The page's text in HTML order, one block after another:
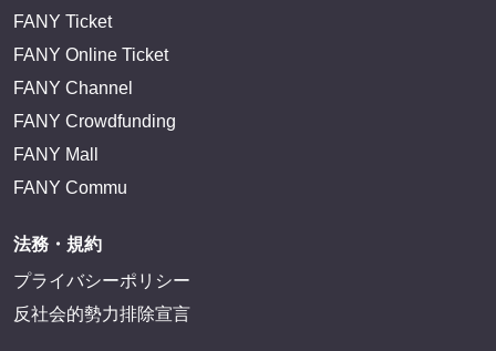
FANY Ticket
FANY Online Ticket
FANY Channel
FANY Crowdfunding
FANY Mall
FANY Commu
法務・規約
プライバシーポリシー
反社会的勢力排除宣言